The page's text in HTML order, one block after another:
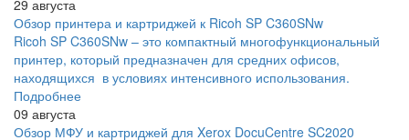
29 августа
Обзор принтера и картриджей к Ricoh SP C360SNw
Ricoh SP C360SNw – это компактный многофункциональный
принтер, который предназначен для средних офисов,
находящихся в условиях интенсивного использования.
Подробнее
09 августа
Обзор МФУ и картриджей для Xerox DocuCentre SC2020